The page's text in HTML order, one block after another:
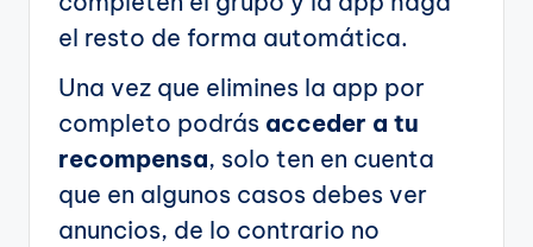
el resto de forma automática.
Una vez que elimines la app por
completo podrás acceder a tu
recompensa, solo ten en cuenta
que en algunos casos debes ver
anuncios, de lo contrario no